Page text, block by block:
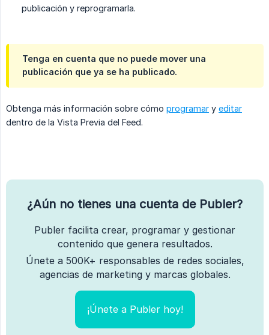
publicación y reprogramarla.
Tenga en cuenta que no puede mover una
publicación que ya se ha publicado.
Obtenga más información sobre cómo programar y editar
dentro de la Vista Previa del Feed.
¿Aún no tienes una cuenta de Publer?
Publer facilita crear, programar y gestionar
contenido que genera resultados.
Únete a 500K+ responsables de redes sociales,
agencias de marketing y marcas globales.
¡Únete a Publer hoy!